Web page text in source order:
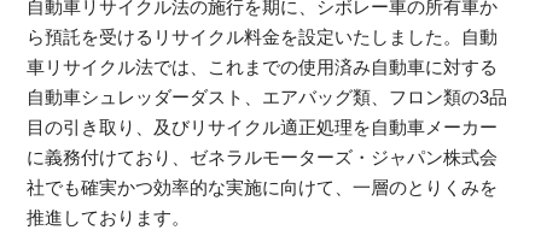
自動車リサイクル法の施行を期に、シボレー車の所有車か
ら預託を受けるリサイクル料金を設定いたしました。自動
車リサイクル法では、これまでの使用済み自動車に対する
自動車シュレッダーダスト、エアバッグ類、フロン類の3品
目の引き取り、及びリサイクル適正処理を自動車メーカー
に義務付けており、ゼネラルモーターズ・ジャパン株式会
社でも確実かつ効率的な実施に向けて、一層のとりくみを
推進しております。